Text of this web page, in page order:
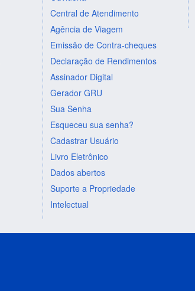
Central de Atendimento
Agência de Viagem
Emissão de Contra-cheques
Declaração de Rendimentos
Assinador Digital
Gerador GRU
Sua Senha
Esqueceu sua senha?
Cadastrar Usuário
Livro Eletrônico
Dados abertos
Suporte a Propriedade
Intelectual